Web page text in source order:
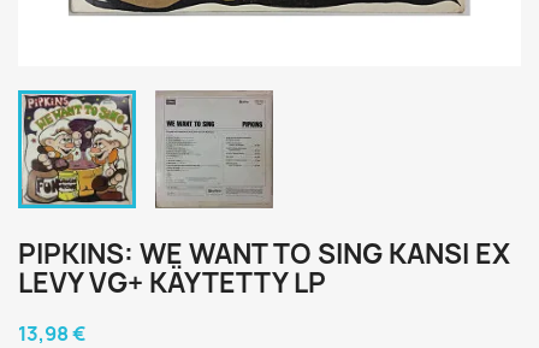
PIPKINS: WE WANT TO SING KANSI EX
LEVY VG+ KÄYTETTY LP
13,98 €